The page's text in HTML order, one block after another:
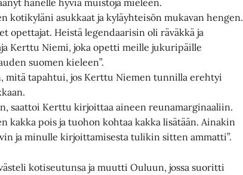
kotikyläni asukkaat ja kyläyhteisön mukavan hengen.
opettajat. Heistä legendaarisin oli räväkkä ja
Kerttu Niemi, joka opetti meille jukuripäille
suomen kieleen”.
mitä tapahtui, jos Kerttu Niemen tunnilla erehtyi
saattoi Kerttu kirjoittaa aineen reunamarginaaliin.
kakka pois ja tuohon kohtaa kakka lisätään. Ainakin
ja minulle kirjoittamisesta tulikin sitten ammatti”.
kotiseutunsa ja muutti Ouluun, jossa suoritti